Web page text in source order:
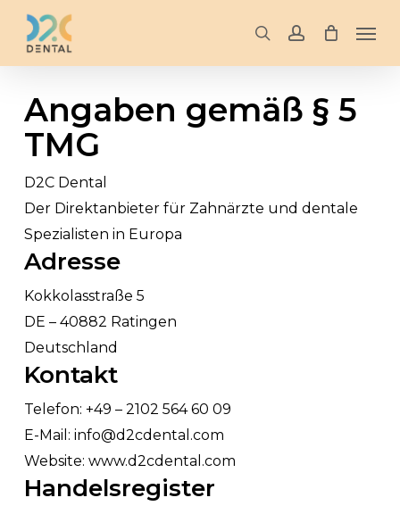
Skip
main
searchaccount
Angaben gemäß § 5
TMG
D2C Dental
Der Direktanbieter für Zahnärzte und dentale
Spezialisten in Europa
Adresse
Kokkolasstraße 5
DE – 40882 Ratingen
Deutschland
Kontakt
Telefon: +49 – 2102 564 60 09
E-Mail: info@d2cdental.com
Website: www.d2cdental.com
Handelsregister